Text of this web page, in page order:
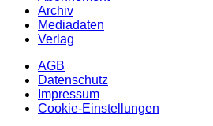
Archiv
Mediadaten
Verlag
AGB
Datenschutz
Impressum
Cookie-Einstellungen